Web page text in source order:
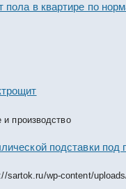
пола в квартире по
производство
подставки
sartok.ru/wp-content/